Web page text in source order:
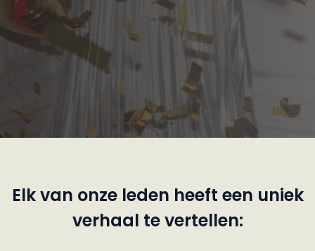
Elk van onze leden heeft een uniek
verhaal te vertellen: